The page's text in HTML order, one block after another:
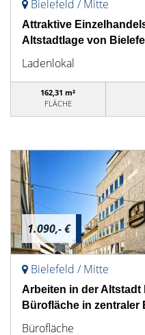
Bielefeld / Mitte
Attraktive
Altstadtlage von
Ladenlokal
162,31 m²
FLÄCHE
1.090,- €
Bielefeld / Mitte
Arbeiten in der Altstadt
Bürofläche in zentraler
Bürofläche